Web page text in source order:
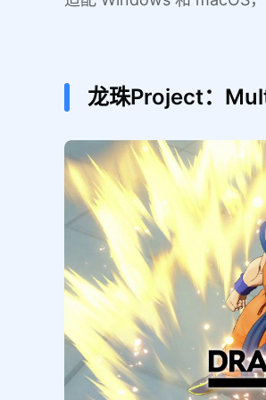
龙珠Project：